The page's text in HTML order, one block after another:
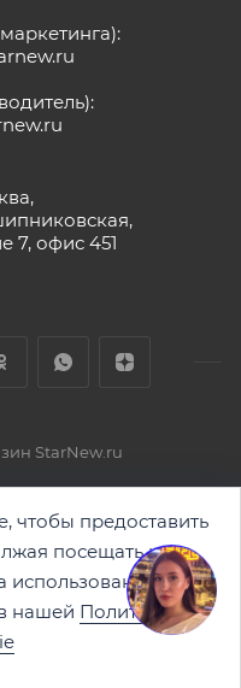
7, офис 451
StarNew.ru
чтобы предоставить
посещать наш
использование
нашей Политике